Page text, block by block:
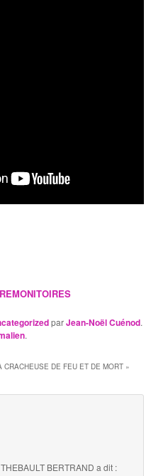
parJean-Noël Cuénod.
.
CRACHEUSE DE FEU ET DE MORT »
THEBAULT BERTRAND a dit :